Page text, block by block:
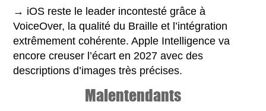
→ iOS reste le leader incontesté grâce à
VoiceOver, la qualité du Braille et l’intégration
extrêmement cohérente. Apple Intelligence va
encore creuser l’écart en 2027 avec des
descriptions d’images très précises.
Malentendants